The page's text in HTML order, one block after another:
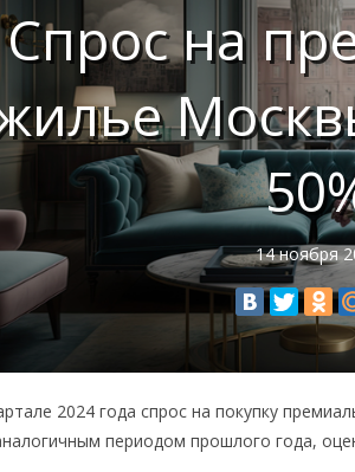
Спрос на
14 ноября
2024 года спрос на покупку
периодом прошлого года,